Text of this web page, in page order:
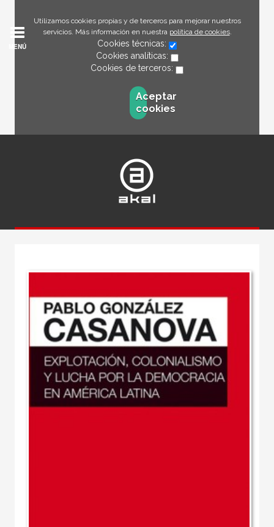
Utilizamos cookies propias y de terceros para mejorar nuestros
servicios. Más información en nuestra política de cookies.
Cookies técnicas:
Cookies analíticas:
Cookies de terceros:
Aceptar
cookies
MENÚ